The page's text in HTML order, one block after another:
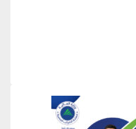
إعلانية